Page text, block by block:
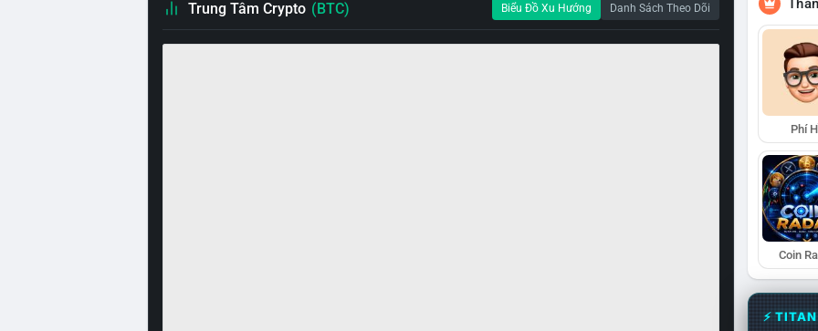
Trung Tâm Crypto (BTC) Biểu Đồ Xu Hướng Danh Sách Theo Dõi
Phí
Coin
⚡